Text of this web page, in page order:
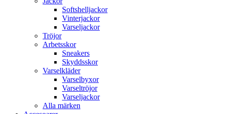
Softshelljackor
Vinterjackor
Varseljackor
Tröjor
Arbetsskor
Sneakers
Skyddsskor
Varselkläder
Varselbyxor
Varseltröjor
Varseljackor
Alla märken